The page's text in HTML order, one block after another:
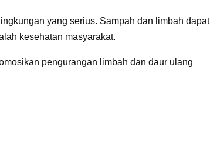
yang serius. Sampah dan limbah dapat
kesehatan masyarakat.
pengurangan limbah dan daur ulang